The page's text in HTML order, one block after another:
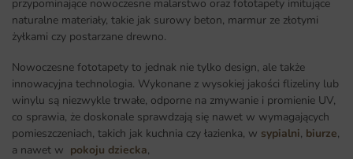
przypominające nowoczesne malarstwo oraz fototapety imitujące
naturalne materiały, takie jak surowy beton, marmur ze złotymi
żyłkami czy postarzane drewno.
Nowoczesne fototapety to jednak nie tylko design, ale także
innowacyjna technologia. Wykonane z wysokiej jakości flizeliny lub
winylu są niezwykle trwałe, odporne na zmywanie i promienie UV,
co sprawia, że doskonale sprawdzają się nawet w wymagających
pomieszczeniach, takich jak kuchnia czy łazienka, w sypialni, biurze,
a nawet w pokoju dziecka,